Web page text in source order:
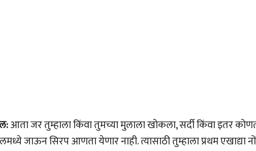
आता जर तुम्हाला किंवा तुमच्या मुलाला खोकला, सर्दी किंवा इतर
जाऊन सिरप आणता येणार नाही. त्यासाठी तुम्हाला प्रथम एखाद्या